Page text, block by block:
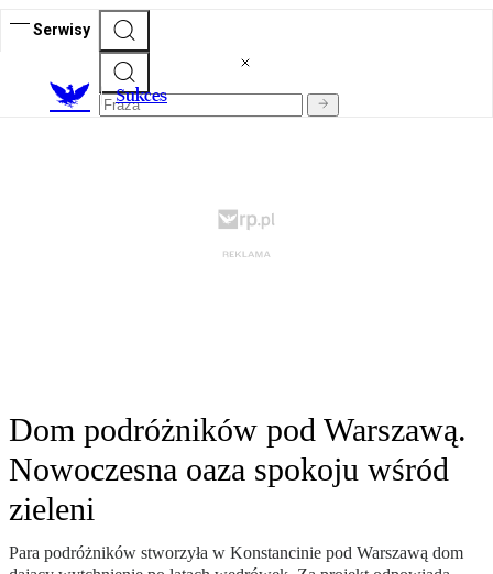
Serwisy
Sukces
Dom podróżników pod Warszawą.
Nowoczesna oaza spokoju wśród
zieleni
Para podróżników stworzyła w Konstancinie pod Warszawą dom